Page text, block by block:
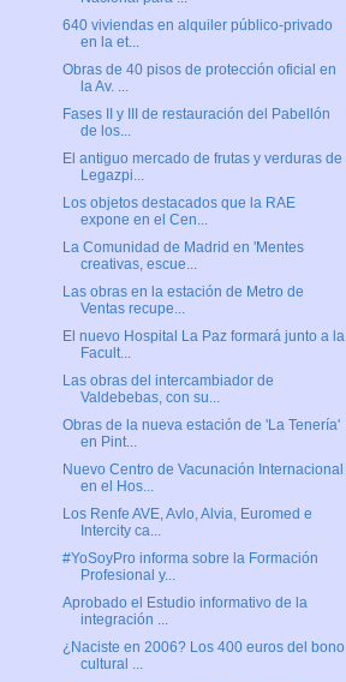
640 viviendas en alquiler público-privado
en la et...
Obras de 40 pisos de protección oficial en
la Av. ...
Fases II y III de restauración del Pabellón
de los...
El antiguo mercado de frutas y verduras de
Legazpi...
Los objetos destacados que la RAE
expone en el Cen...
La Comunidad de Madrid en 'Mentes
creativas, escue...
Las obras en la estación de Metro de
Ventas recupe...
El nuevo Hospital La Paz formará junto a la
Facult...
Las obras del intercambiador de
Valdebebas, con su...
Obras de la nueva estación de 'La Tenería'
en Pint...
Nuevo Centro de Vacunación Internacional
en el Hos...
Los Renfe AVE, Avlo, Alvia, Euromed e
Intercity ca...
#YoSoyPro informa sobre la Formación
Profesional y...
Aprobado el Estudio informativo de la
integración ...
¿Naciste en 2006? Los 400 euros del bono
cultural ...